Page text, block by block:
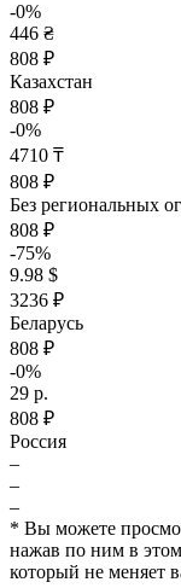
-0%
446 ₴
808 ₽
Казахстан
808 ₽
-0%
4710 ₸
808 ₽
Без региональных
808 ₽
-75%
9.98 $
3236 ₽
Беларусь
808 ₽
-0%
29 р.
808 ₽
Россия
–
–
–
* Вы можете
нажав по ним в
который не меняет